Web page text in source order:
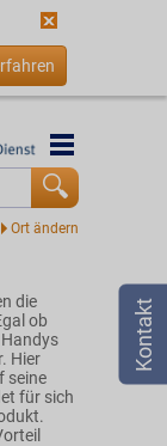
die
ob
Hier
seine
für sich